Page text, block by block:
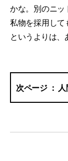
かな。別のニッ
私物を採用して
というよりは、